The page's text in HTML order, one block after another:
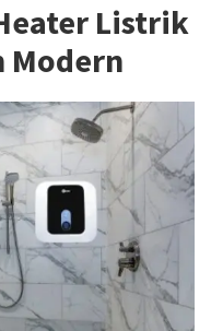
Listrik
Modern